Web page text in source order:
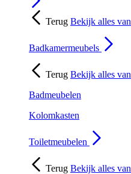
Terug Bekijk alles van
Badkamermeubels
Terug Bekijk alles van
Badmeubelen
Kolomkasten
Toiletmeubelen
Terug Bekijk alles van